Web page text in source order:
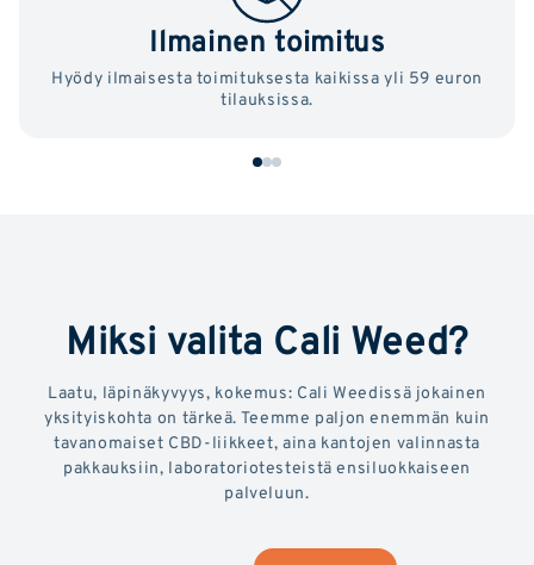
Ilmainen toimitus
Hyödy ilmaisesta toimituksesta kaikissa yli 59 euron
tilauksissa.
Miksi valita Cali Weed?
Laatu, läpinäkyvyys, kokemus: Cali Weedissä jokainen
yksityiskohta on tärkeä. Teemme paljon enemmän kuin
tavanomaiset CBD-liikkeet, aina kantojen valinnasta
pakkauksiin, laboratoriotesteistä ensiluokkaiseen
palveluun.